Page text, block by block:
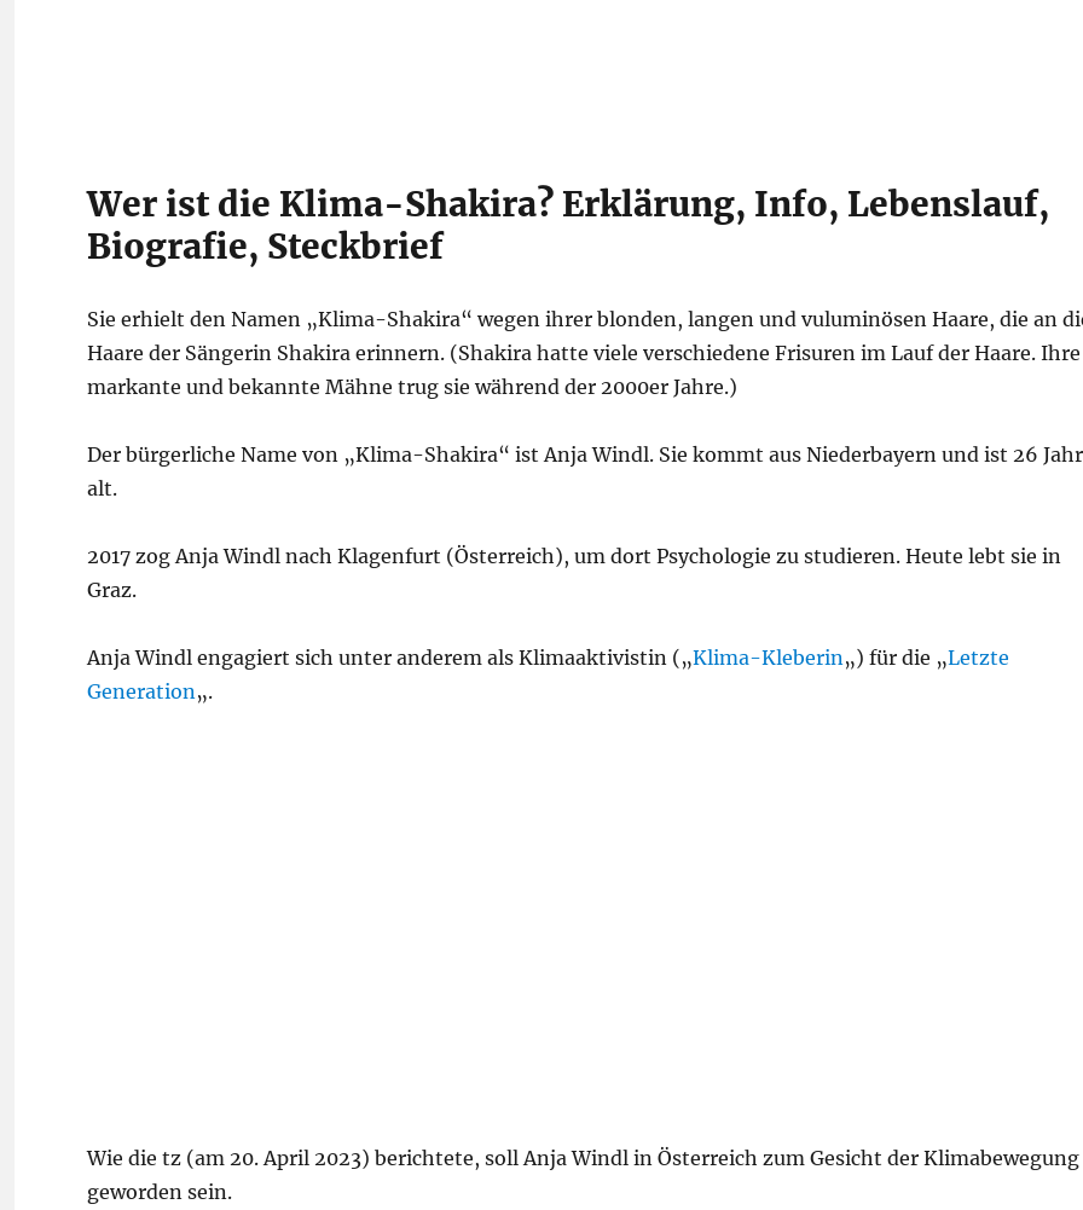
Wer ist die Klima-Shakira? Erklärung, Info, Lebenslauf,
Biografie, Steckbrief
Sie erhielt den Namen „Klima-Shakira“ wegen ihrer blonden, langen und vuluminösen Haare, die an
Haare der Sängerin Shakira erinnern. (Shakira hatte viele verschiedene Frisuren im Lauf der Haare. Ihre
markante und bekannte Mähne trug sie während der 2000er Jahre.)
Der bürgerliche Name von „Klima-Shakira“ ist Anja Windl. Sie kommt aus Niederbayern und ist 26
alt.
2017 zog Anja Windl nach Klagenfurt (Österreich), um dort Psychologie zu studieren. Heute lebt sie in
Graz.
Anja Windl engagiert sich unter anderem als Klimaaktivistin („Klima-Kleberin„) für die „Letzte
Generation„.
Wie die tz (am 20. April 2023) berichtete, soll Anja Windl in Österreich zum Gesicht der Klimabewegung
geworden sein.